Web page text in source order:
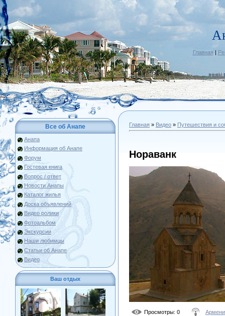
Главная |
Все об Анапе
Анапа
Информация об Анапе
Форум
Гостевая книга
Вопрос / ответ
Новости Анапы
Каталог жилья
Доска объявлений
Видео ролики
Фотоальбом
Экскурсии
Наши любимцы
Статьи об Анапе
Видео
Ваш отдых
Главная » Видео » Путешествия и
Нораванк
Просмотры: 0